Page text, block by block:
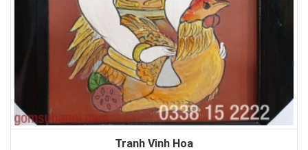
Tranh Vinh Hoa